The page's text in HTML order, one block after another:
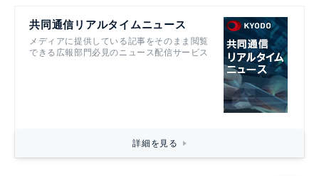
共同通信リアルタイムニュース
メディアに提供している記事をそのまま閲覧
できる広報部門必見のニュース配信サービス
詳細を見る